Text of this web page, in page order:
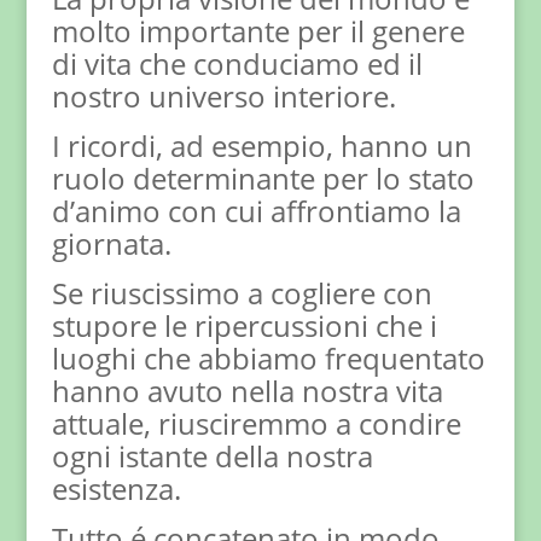
molto importante per il genere
di vita che conduciamo ed il
nostro universo interiore.
I ricordi, ad esempio, hanno un
ruolo determinante per lo stato
d’animo con cui affrontiamo la
giornata.
Se riuscissimo a cogliere con
stupore le ripercussioni che i
luoghi che abbiamo frequentato
hanno avuto nella nostra vita
attuale, riusciremmo a condire
ogni istante della nostra
esistenza.